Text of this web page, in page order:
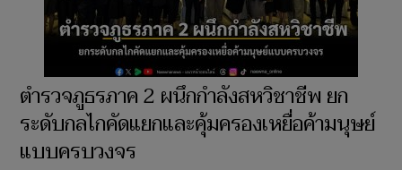
ตำรวจภูธรภาค 2 ผนึกกำลังสหวิชาชีพ ยก
ระดับกลไกคัดแยกและคุ้มครองเหยื่อค้ามนุษย์
แบบครบวงจร